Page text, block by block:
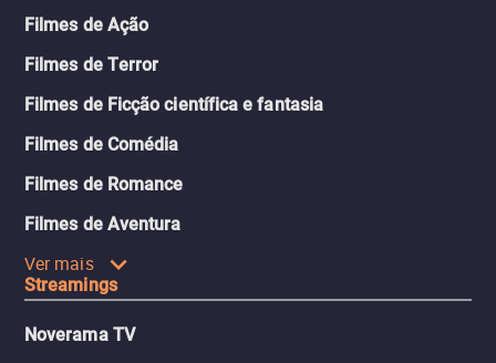
Filmes de Ação
Filmes de Terror
Filmes de Ficção científica e fantasia
Filmes de Comédia
Filmes de Romance
Filmes de Aventura
Ver mais
Streamings
Noverama TV